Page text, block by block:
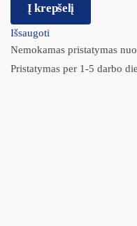
Į krepšelį
Išsaugoti
Nemokamas pristatymas
Pristatymas per 1-5 darbo